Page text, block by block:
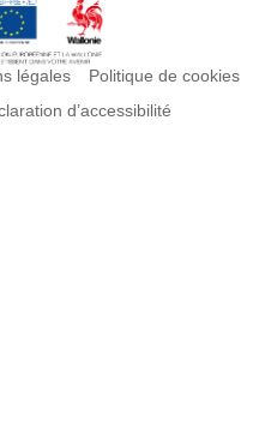
légales
Politique de cookies
d’accessibilité